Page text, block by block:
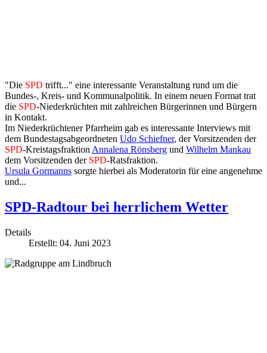
"Die SPD trifft..." eine interessante Veranstaltung rund um die
Bundes-, Kreis- und Kommunalpolitik. In einem neuen Format trat
die SPD-Niederkrüchten mit zahlreichen Bürgerinnen und Bürgern
in Kontakt.
Im Niederkrüchtener Pfarrheim gab es interessante Interviews mit
dem Bundestagsabgeordneten Udo Schiefner, der Vorsitzenden der
SPD-Kreistagsfraktion Annalena Rönsberg und Wilhelm Mankau
dem Vorsitzenden der SPD-Ratsfraktion.
Ursula Gormanns sorgte hierbei als Moderatorin für eine angenehme
und...
SPD-Radtour bei herrlichem Wetter
Details
Erstellt: 04. Juni 2023